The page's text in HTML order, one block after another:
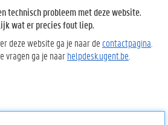
technisch probleem met deze website.
wat er precies fout liep.
deze website ga je naar de contactpagina
vragen ga je naarhelpdesk.ugent.be